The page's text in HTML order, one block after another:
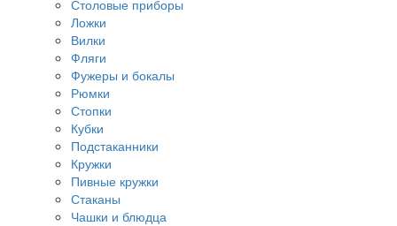
Столовые приборы
Ложки
Вилки
Фляги
Фужеры и бокалы
Рюмки
Стопки
Кубки
Подстаканники
Кружки
Пивные кружки
Стаканы
Чашки и блюдца